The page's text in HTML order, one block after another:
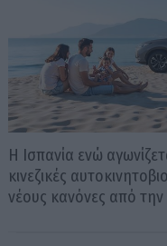
Η Ισπανία ενώ
κινεζικές
νέους κανόνες από την